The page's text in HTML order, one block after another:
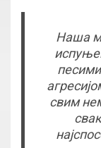
Наша
свим